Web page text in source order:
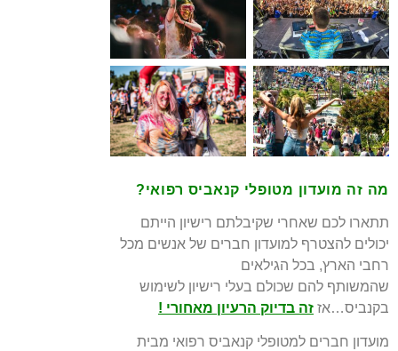
מה זה מועדון מטופלי קנאביס רפואי?
תתארו לכם שאחרי שקיבלתם רישיון הייתם
יכולים להצטרף למועדון חברים של אנשים מכל
רחבי הארץ, בכל הגילאים
שהמשותף להם שכולם בעלי רישיון לשימוש
בקנביס…אז זה בדיוק הרעיון מאחורי !
מועדון חברים למטופלי קנאביס רפואי מבית